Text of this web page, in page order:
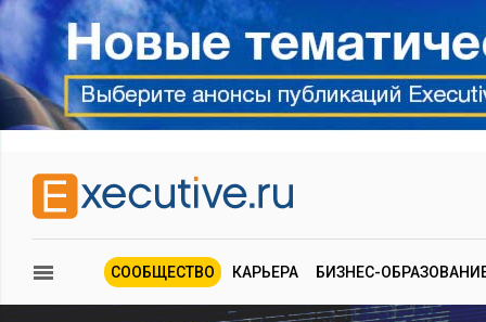
СООБЩЕСТВО КАРЬЕРА БИЗНЕС-